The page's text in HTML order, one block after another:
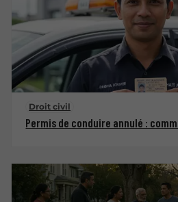
Droit civil
Permis de conduire annulé :